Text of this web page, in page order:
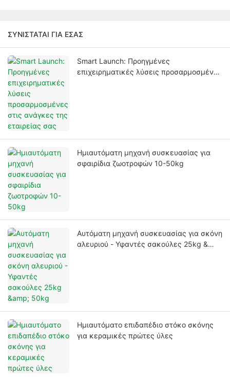
ΣΥΝΙΣΤΆΤΑΙ ΓΙΑ ΕΣΆΣ
Smart Launch: Προηγμένες
επιχειρηματικές λύσεις προσαρμοσμένες
Ημιαυτόματη μηχανή συσκευασίας για
σφαιρίδια ζωοτροφών 10-50kg
Αυτόματη μηχανή συσκευασίας για σκόνη
αλευριού - Υφαντές σακούλες 25kg &
Ημιαυτόματο επιδαπέδιο στόκο σκόνης
για κεραμικές πρώτες ύλες